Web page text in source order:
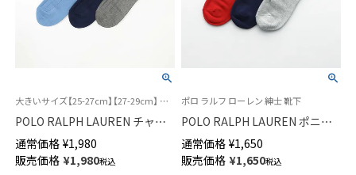
大きいサイズ【25-27cm】【27-29cm】 ポロ ラルフ ローレン 紳士 靴下 25FW
POLO RALPH LAUREN チャー
ルズベア ポロベア 刺しゅう リ
ブ ショート丈 オーガニックコ
ットン混 カジュアル メンズ ソ
通常価格 ¥1,980
販売価格 ¥1,980税込
ポロ ラルフ ローレン 紳士 靴下
POLO RALPH LAUREN ポニー
ローカット ワンポイント刺しゅ
う オーガニックコットン混 履
き口タブ付きスニーカー丈 メン
通常価格 ¥1,650
販売価格 ¥1,650税込